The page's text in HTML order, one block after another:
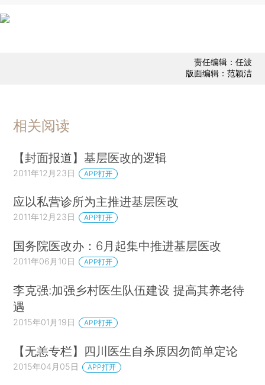
责任编辑：任波
版面编辑：范颖洁
相关阅读
【封面报道】基层医改的逻辑
2011年12月23日 APP打开
应以私营诊所为主推进基层医改
2011年12月23日 APP打开
国务院医改办：6月起集中推进基层医改
2011年06月10日 APP打开
李克强:加强乡村医生队伍建设 提高其养老待
遇
2015年01月19日 APP打开
【无恙专栏】四川医生自杀原因勿简单定论
2015年04月05日 APP打开